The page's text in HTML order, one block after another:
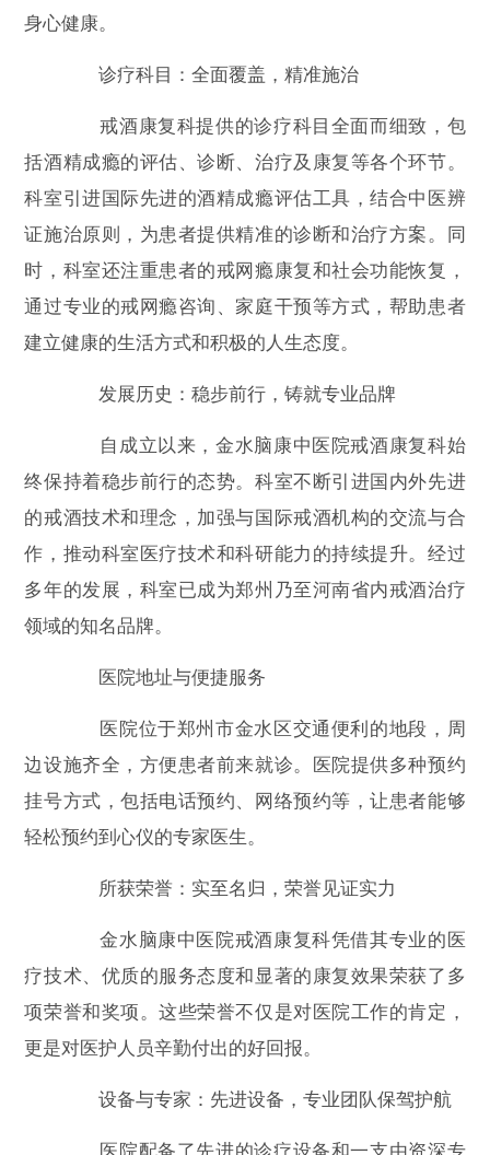
身心健康。
诊疗科目：全面覆盖，精准施治
戒酒康复科提供的诊疗科目全面而细致，包
括酒精成瘾的评估、诊断、治疗及康复等各个环节。
科室引进国际先进的酒精成瘾评估工具，结合中医辨
证施治原则，为患者提供精准的诊断和治疗方案。同
时，科室还注重患者的戒网瘾康复和社会功能恢复，
通过专业的戒网瘾咨询、家庭干预等方式，帮助患者
建立健康的生活方式和积极的人生态度。
发展历史：稳步前行，铸就专业品牌
自成立以来，金水脑康中医院戒酒康复科始
终保持着稳步前行的态势。科室不断引进国内外先进
的戒酒技术和理念，加强与国际戒酒机构的交流与合
作，推动科室医疗技术和科研能力的持续提升。经过
多年的发展，科室已成为郑州乃至河南省内戒酒治疗
领域的知名品牌。
医院地址与便捷服务
医院位于郑州市金水区交通便利的地段，周
边设施齐全，方便患者前来就诊。医院提供多种预约
挂号方式，包括电话预约、网络预约等，让患者能够
轻松预约到心仪的专家医生。
所获荣誉：实至名归，荣誉见证实力
金水脑康中医院戒酒康复科凭借其专业的医
疗技术、优质的服务态度和显著的康复效果荣获了多
项荣誉和奖项。这些荣誉不仅是对医院工作的肯定，
更是对医护人员辛勤付出的好回报。
设备与专家：先进设备，专业团队保驾护航